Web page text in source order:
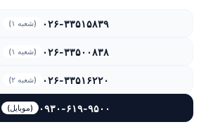
۰۲۶-۳۳۵۱۵۸۳۹ (شعبه ۱)
۰۲۶-۳۳۵۰۰۸۳۸ (شعبه ۱)
۰۲۶-۳۳۵۱۶۲۲۰ (شعبه ۲)
۰۹۳۰-۶۱۹-۹۵۰۰ (موبایل)